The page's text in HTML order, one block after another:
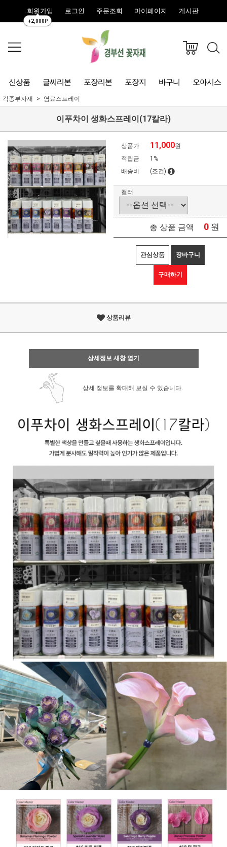
회원가입
+2,000P
로그인 주문조회 마이페이지 게시판
신상품 글씨리본 포장리본 포장지 바구니 오아시스
각종부자재 염료스프레이
이푸차이 생화스프레이(17칼라)
상품가 11,000원
적립금
1%
배송비
(조건)
컬러
총 상품 금액 0 원
관심상품 장바구니
구매하기
상품리뷰
상세정보 새창 열기
상세 정보를 확대해 보실 수 있습니다.